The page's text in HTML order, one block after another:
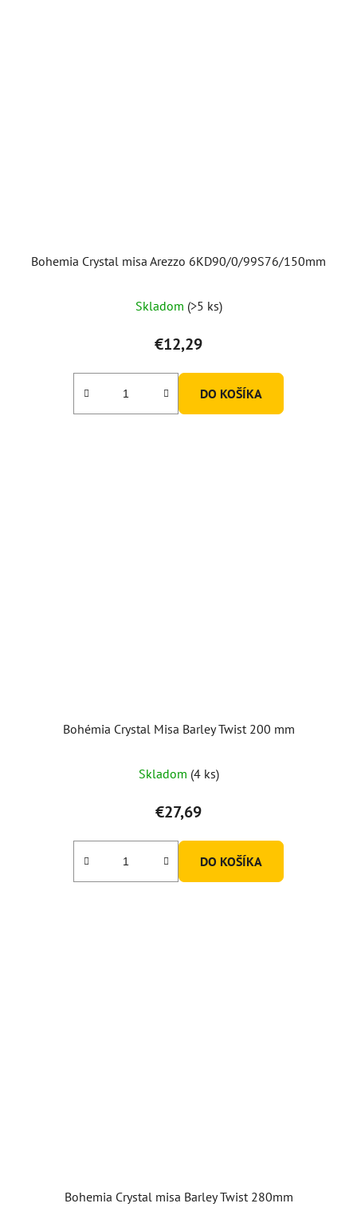
Bohemia Crystal misa Arezzo 6KD90/0/99S76/150mm
Skladom (>5 ks)
€12,29
DO KOŠÍKA
Bohémia Crystal Misa Barley Twist 200 mm
Skladom (4 ks)
€27,69
DO KOŠÍKA
Bohemia Crystal misa Barley Twist 280mm